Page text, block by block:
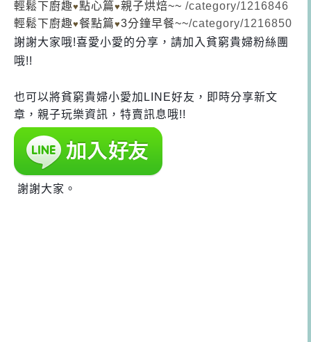
輕鬆下廚趣♥點心篇♥親子烘焙~~ /category/1216846
輕鬆下廚趣♥餐點篇♥3分鐘早餐~~/category/1216850
謝謝大家哦!喜愛小愛的分享，請加入貧窮貴婦粉絲團
哦!!
也可以將貧窮貴婦小愛加LINE好友，即時分享新文
章，親子玩樂資訊，特賣訊息哦!!
謝謝大家。